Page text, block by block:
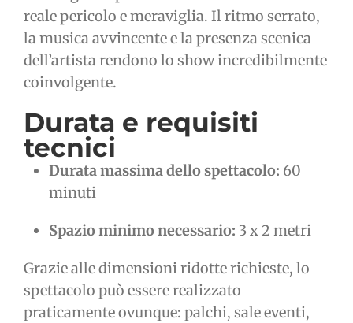
reale pericolo e meraviglia. Il ritmo serrato,
la musica avvincente e la presenza scenica
dell’artista rendono lo show incredibilmente
coinvolgente.
Durata e requisiti
tecnici
Durata massima dello spettacolo: 60
minuti
Spazio minimo necessario: 3 x 2 metri
Grazie alle dimensioni ridotte richieste, lo
spettacolo può essere realizzato
praticamente ovunque: palchi, sale eventi,